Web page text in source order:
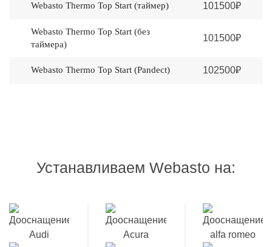
Webasto Thermo Top Start (таймер) 101500₽
Webasto Thermo Top Start (без
таймера)
101500₽
Webasto Thermo Top Start (Pandеct) 102500₽
Устанавливаем Webasto на: